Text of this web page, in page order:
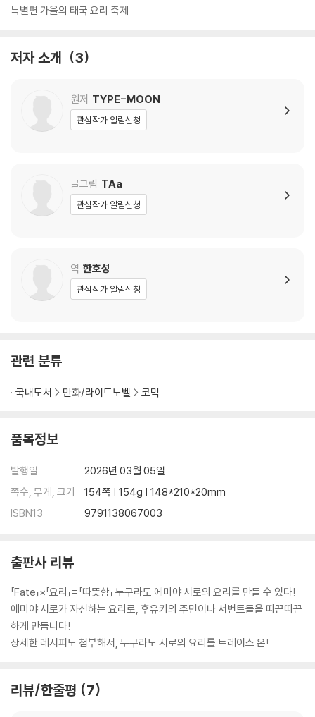
특별편 가을의 태국 요리 축제
저자 소개 3
원저 TYPE-MOON
관심작가 알림신청
글그림 TAa
관심작가 알림신청
역 한호성
관심작가 알림신청
관련 분류
국내도서 만화/라이트노벨 코믹
품목정보
발행일
2026년 03월 05일
쪽수, 무게, 크기
154쪽 | 154g | 148*210*20mm
ISBN13
9791138067003
출판사 리뷰
「Fate」×「요리」=「따뜻함」 누구라도 에미야 시로의 요리를 만들 수 있다!
에미야 시로가 자신하는 요리로, 후유키의 주민이나 서번트들을 따끈따끈
하게 만듭니다!
상세한 레시피도 첨부해서, 누구라도 시로의 요리를 트레이스 온!
리뷰/한줄평 7